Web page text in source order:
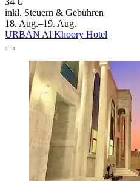
inkl. Steuern & Gebühren
18. Aug.–19. Aug.
URBAN Al Khoory Hotel